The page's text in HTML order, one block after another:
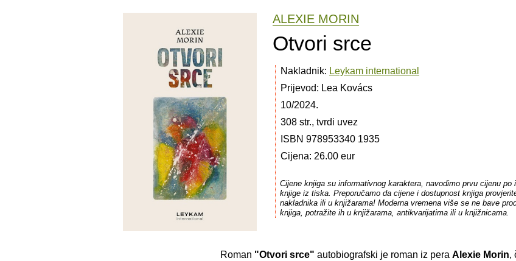
ALEXIE MORIN
Otvori srce
Nakladnik: Leykam international
Prijevod: Lea Kovács
10/2024.
308 str., tvrdi uvez
ISBN 978953340 1935
Cijena: 26.00 eur
Cijene knjiga su informativnog karaktera, navodimo prvu cijenu po
knjige iz tiska. Preporučamo da cijene i dostupnost knjiga
nakladnika ili u knjižarama! Moderna vremena više se ne bave
knjiga, potražite ih u knjižarama, antikvarijatima ili u knjižnicama.
Roman "Otvori srce" autobiografski je roman iz pera Alexie Morin,